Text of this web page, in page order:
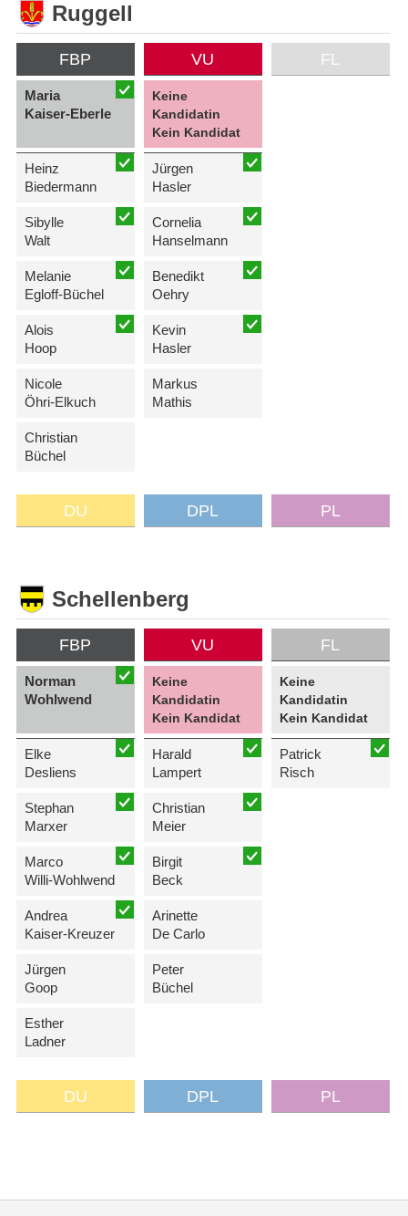
Ruggell
FBP
Maria
Kaiser-Eberle
Heinz
Biedermann
Sibylle
Walt
Melanie
Egloff-Büchel
Alois
Hoop
Nicole
Öhri-Elkuch
Christian
Büchel
VU
Keine
Kandidatin
Kein Kandidat
Jürgen
Hasler
Cornelia
Hanselmann
Benedikt
Oehry
Kevin
Hasler
Markus
Mathis
FL
DU DPL PL
Schellenberg
FBP
Norman
Wohlwend
Elke
Desliens
Stephan
Marxer
Marco
Willi-Wohlwend
Andrea
Kaiser-Kreuzer
Jürgen
Goop
Esther
Ladner
VU
Keine
Kandidatin
Kein Kandidat
Harald
Lampert
Christian
Meier
Birgit
Beck
Arinette
De Carlo
Peter
Büchel
FL
Keine
Kandidatin
Kein Kandidat
Patrick
Risch
DU DPL PL